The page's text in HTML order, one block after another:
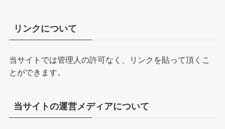
リンクについて
当サイトでは管理人の許可なく、リンクを貼って頂くこ
とができます。
当サイトの運営メディアについて